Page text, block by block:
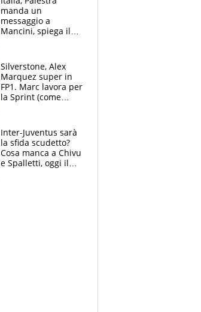
manda un
messaggio a
Mancini, spiega il
l'alleanza con
Donnarumma
Silverstone, Alex
Marquez super in
FP1. Marc lavora per
la Sprint (come
Inter-Juventus sarà
la sfida scudetto?
Cosa manca a Chivu
e Spalletti, oggi il